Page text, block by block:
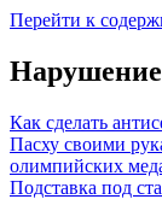
Перейти к
Нарушение
Как сделать
Пасху своими
олимпийских
Подставка под